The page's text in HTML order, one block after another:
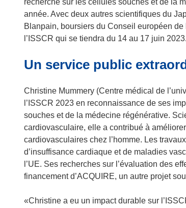
recherche sur les cellules souches et de la
année. Avec deux autres scientifiques du
Blanpain, boursiers du Conseil européen
l’ISSCR qui se tiendra du 14 au 17 juin 2023.
Un service public
Christine Mummery (Centre médical de
l’ISSCR 2023 en reconnaissance de ses
souches et de la médecine régénérative.
cardiovasculaire, elle a contribué à
cardiovasculaires chez l’homme. Les
d’insuffisance cardiaque et de maladies
l’UE. Ses recherches sur l’évaluation des
financement d’ACQUIRE, un autre projet
«Christine a eu un impact durable sur